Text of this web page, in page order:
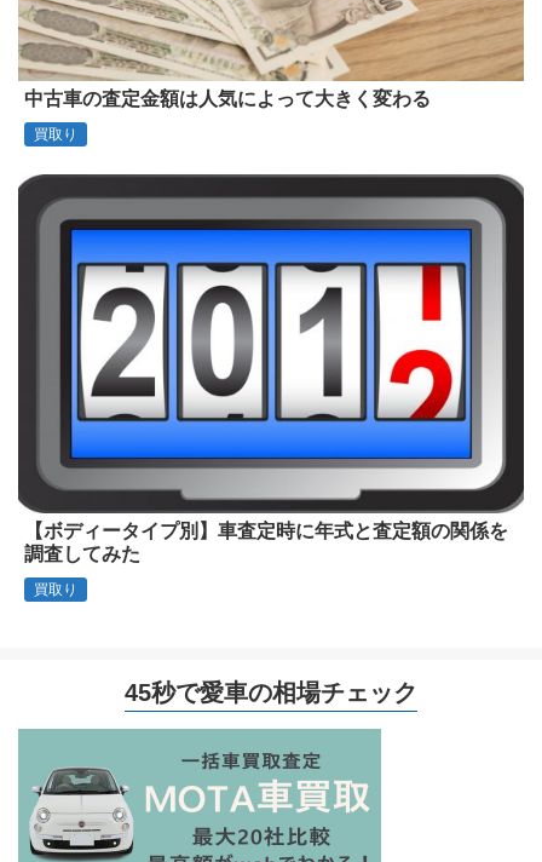
中古車の査定金額は人気によって大きく変わる
買取り
【ボディータイプ別】車査定時に年式と査定額の関係を
調査してみた
買取り
45秒で愛車の相場チェック